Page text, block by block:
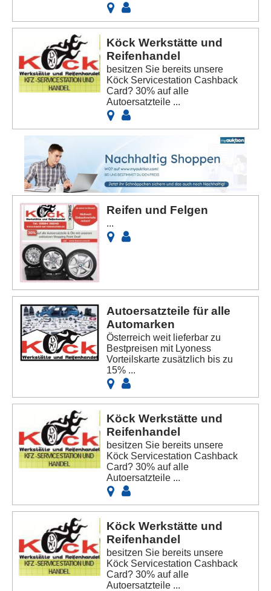
Köck Werkstätte und
Reifenhandel
besitzen Sie bereits unsere
Köck Servicestation Cashback
Card? 30% auf alle
Autoersatzteile ...
Reifen und Felgen
...
Autoersatzteile für alle
Automarken
Österreich weit lieferbar zu
Bestpreisen mit Lyoness
Vorteilskarte zusätzlich bis zu
15% ...
Köck Werkstätte und
Reifenhandel
besitzen Sie bereits unsere
Köck Servicestation Cashback
Card? 30% auf alle
Autoersatzteile ...
Köck Werkstätte und
Reifenhandel
besitzen Sie bereits unsere
Köck Servicestation Cashback
Card? 30% auf alle
Autoersatzteile ...